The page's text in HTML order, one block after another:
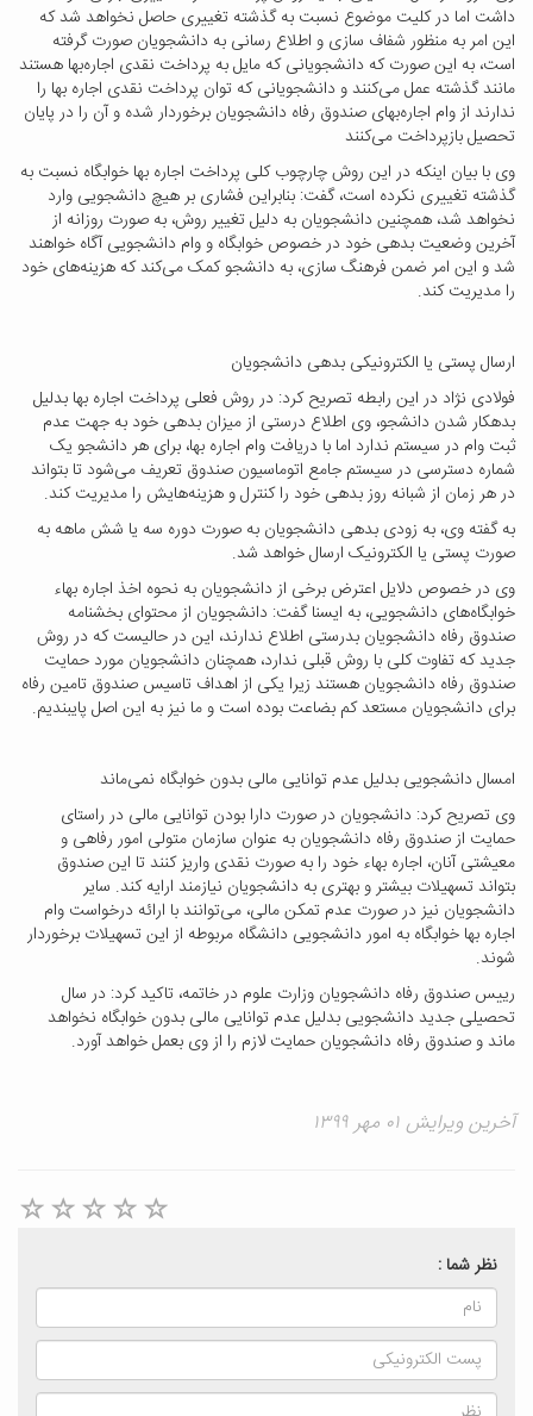
داشت اما در کلیت موضوع نسبت به گذشته تغییری حاصل نخواهد شد که
این امر به منظور شفاف سازی و اطلاع رسانی به دانشجویان صورت گرفته
است، به این صورت که دانشجویانی که مایل به پرداخت نقدی اجاره‌بها هستند
مانند گذشته عمل می‌کنند و دانشجویانی که توان پرداخت نقدی اجاره بها را
ندارند از وام اجاره‌بهای صندوق رفاه دانشجویان برخوردار شده و آن را در پایان
تحصیل بازپرداخت می‌کنند
وی با بیان اینکه در این روش چارچوب کلی پرداخت اجاره بها خوابگاه نسبت به
گذشته تغییری نکرده است، گفت: بنابراین فشاری بر هیچ دانشجویی وارد
نخواهد شد، همچنین دانشجویان به دلیل تغییر روش، به صورت روزانه از
آخرین وضعیت بدهی‌ خود در خصوص خوابگاه و وام دانشجویی آگاه خواهند
شد و این امر ضمن فرهنگ سازی، به دانشجو کمک می‌کند که هزینه‌های خود
را مدیریت کند.
ارسال پستی یا الکترونیکی بدهی دانشجویان
فولادی نژاد در این رابطه تصریح کرد: در روش فعلی پرداخت اجاره بها بدلیل
بدهکار شدن دانشجو، وی اطلاع درستی از میزان بدهی خود به جهت عدم
ثبت وام در سیستم ندارد اما با دریافت وام اجاره بها، برای هر دانشجو یک
شماره دسترسی در سیستم جامع اتوماسیون صندوق تعریف می‌شود تا بتواند
در هر زمان از شبانه روز بدهی خود را کنترل و هزینه‌هایش را مدیریت کند.
به گفته وی، به زودی بدهی دانشجویان به صورت دوره سه یا شش ماهه به
صورت پستی یا الکترونیک ارسال خواهد شد.
وی در خصوص دلایل اعترض برخی از دانشجویان به نحوه اخذ اجاره بهاء
خوابگاه‌های دانشجویی، به ایسنا گفت: دانشجویان از محتوای بخشنامه
صندوق رفاه دانشجویان بدرستی اطلاع ندارند، این در حالیست که در روش
جدید که تفاوت کلی با روش قبلی ندارد، همچنان دانشجویان مورد حمایت
صندوق رفاه دانشجویان هستند زیرا یکی از اهداف تاسیس صندوق تامین رفاه
برای دانشجویان مستعد کم بضاعت بوده است و ما نیز به این اصل پایبندیم.
امسال دانشجویی بدلیل عدم توانایی مالی بدون خوابگاه نمی‌ماند
وی تصریح کرد: دانشجویان در صورت دارا بودن توانایی مالی در راستای
حمایت از صندوق رفاه دانشجویان به عنوان سازمان متولی امور رفاهی و
معیشتی آنان، اجاره بهاء خود را به صورت نقدی واریز کنند تا این صندوق
بتواند تسهیلات بیشتر و بهتری به دانشجویان نیازمند ارایه کند. سایر
دانشجویان نیز در صورت عدم تمکن مالی، می‌توانند با ارائه درخواست وام
اجاره بها خوابگاه به امور دانشجویی دانشگاه مربوطه از این تسهیلات برخوردار
شوند.
رییس صندوق رفاه دانشجویان وزارت علوم در خاتمه، تاکید کرد: در سال
تحصیلی جدید دانشجویی بدلیل عدم توانایی مالی بدون خوابگاه نخواهد
ماند و صندوق رفاه دانشجویان حمایت لازم را از وی بعمل خواهد آورد.
آخرین ویرایش ۰۱ مهر ۱۳۹۹
نظر شما :